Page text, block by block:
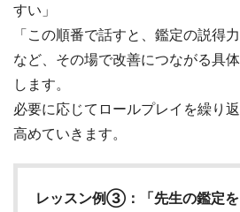
すい」
「この順番で話すと、鑑定の説得
など、その場で改善につながる具
します。
必要に応じてロールプレイを繰り
高めていきます。
レッスン例③：
「先生の鑑定